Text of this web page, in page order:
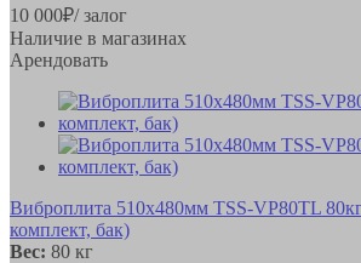
10 000₽/ залог
Наличие в магазинах
Арендовать
Виброплита 510х480мм TSS-VP80TL
комплект, бак)
Вес: 80 кг